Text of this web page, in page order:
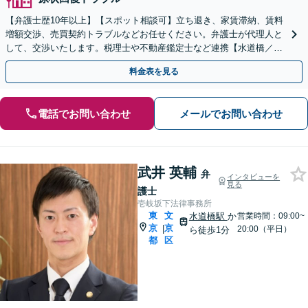
【弁護士歴10年以上】【スポット相談可】立ち退き、家賃滞納、賃料
増額交渉、売買契約トラブルなどお任せください。弁護士が代理人と
して、交渉いたします。税理士や不動産鑑定士など連携【水道橋／本
郷三丁目駅駅から5分】
料金表を見る
電話でお問い合わせ メールでお問い合わせ
武井 英輔 弁
護士
インタビューを
見る
壱岐坂下法律事務所
東
京
都
|
文
京
区
水道橋駅 か
ら徒歩1分
営業時間：09:00~
20:00（平日）